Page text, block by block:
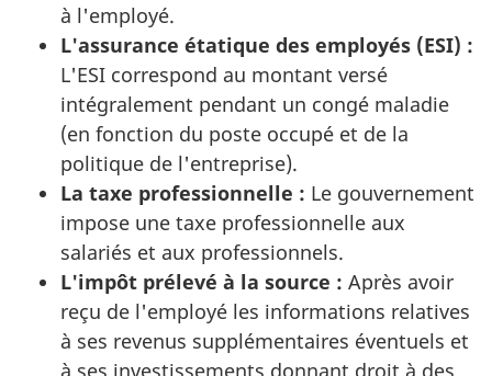
à l'employé.
L'assurance étatique des employés (ESI) :
L'ESI correspond au montant versé
intégralement pendant un congé maladie
(en fonction du poste occupé et de la
politique de l'entreprise).
La taxe professionnelle : Le gouvernement
impose une taxe professionnelle aux
salariés et aux professionnels.
L'impôt prélevé à la source : Après avoir
reçu de l'employé les informations relatives
à ses revenus supplémentaires éventuels et
à ses investissements donnant droit à des